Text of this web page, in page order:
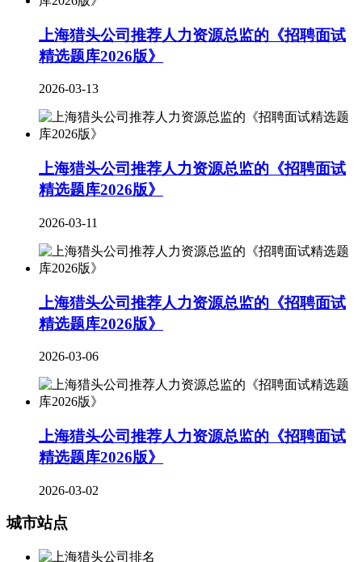
上海猎头公司推荐人力资源总监的《招聘面试
精选题库2026版》
2026-03-13
上海猎头公司推荐人力资源总监的《招聘面试
精选题库2026版》
2026-03-11
上海猎头公司推荐人力资源总监的《招聘面试
精选题库2026版》
2026-03-06
上海猎头公司推荐人力资源总监的《招聘面试
精选题库2026版》
2026-03-02
城市站点